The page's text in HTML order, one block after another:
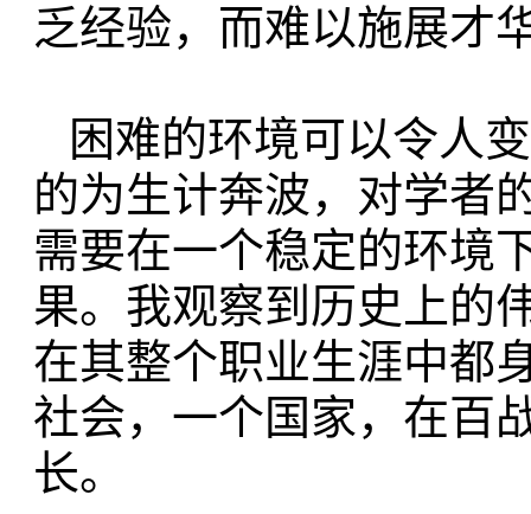
乏经验，而难以施展才
困难的环境可以令人
的为生计奔波，对学者
需要在一个稳定的环境
果。我观察到历史上的
在其整个职业生涯中都
社会， 一个国家，在百
长。